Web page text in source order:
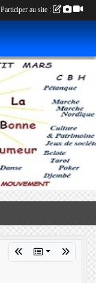
Participer au site :